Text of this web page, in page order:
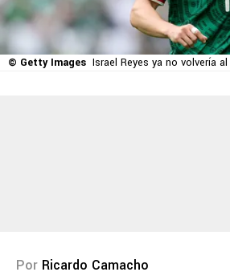
© Getty Images Israel Reyes ya no volvería al
Por Ricardo Camacho